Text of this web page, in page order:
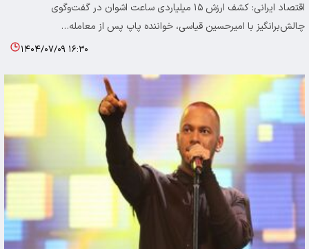
اقتصاد ایرانی: کشف ارزش ۱۵ میلیاردی ساعت اشوان در گفت‌وگوی
چالش‌برانگیز با امیرحسین قیاسی، خواننده پاپ پس از معامله…
۱۴۰۴/۰۷/۰۹ ۱۶:۳۰